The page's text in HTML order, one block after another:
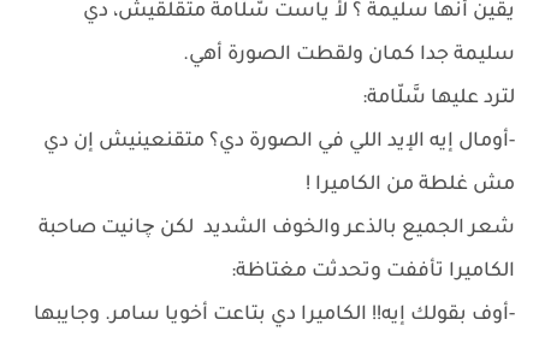
يقين أنها سليمة ؟ لأ ياست سَّلّامة متقلقيش، دي
سليمة جدا كمان ولقطت الصورة أهي.
لترد عليها سَّلّامة:
-أومال إيه الإيد اللي في الصورة دي؟ متقنعينيش إن دي
مش غلطة من الكاميرا !
شعر الجميع بالذعر والخوف الشديد لكن چانيت صاحبة
الكاميرا تأففت وتحدثت مغتاظة:
-أوف بقولك إيه!! الكاميرا دي بتاعت أخويا سامر. وجايبها